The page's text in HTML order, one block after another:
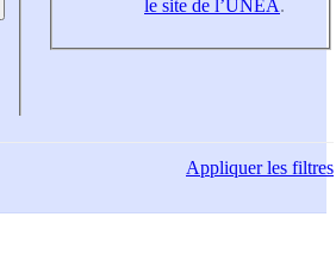
le site de l’UNEA.
Appliquerles filtres